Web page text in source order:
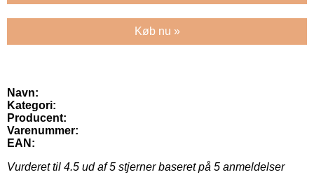
Køb nu »
Navn:
Kategori:
Producent:
Varenummer:
EAN:
Vurderet til 4.5 ud af 5 stjerner baseret på 5 anmeldelser